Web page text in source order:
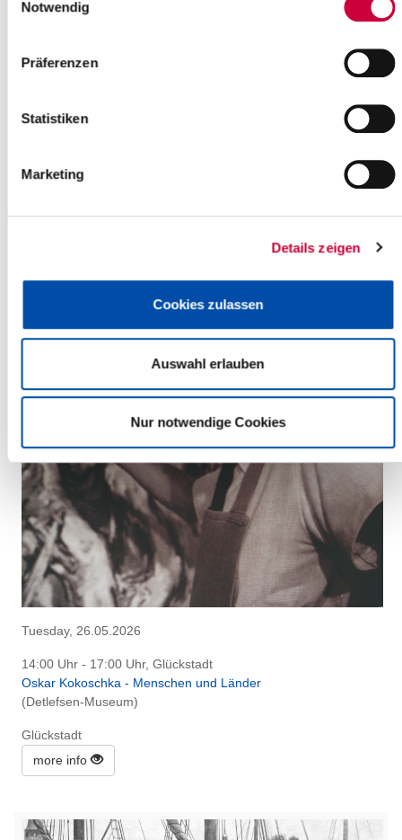
Notwendig
Präferenzen
Statistiken
Marketing
Details zeigen
Cookies zulassen
Auswahl erlauben
Nur notwendige Cookies
der natürlichen Inszenierung im Museum betont in
Tuesday, 26.05.2026
14:00 Uhr - 17:00 Uhr, Glückstadt
Oskar Kokoschka - Menschen und Länder
(Detlefsen-Museum)
Glückstadt
more info